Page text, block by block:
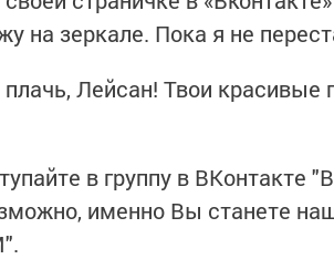
на зеркале. Пока я не
Лейсан! Твои красивые
в группу в ВКонтакте
именно Вы станете